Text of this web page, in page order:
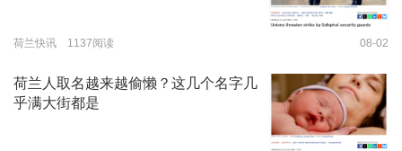
荷兰快讯 1137阅读 08-02
荷兰人取名越来越偷懒？这几个名字几
乎满大街都是